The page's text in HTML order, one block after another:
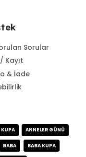
Sorular
Kayıt
& İade
ANNELER GÜNÜ
BABA BABA KUPA